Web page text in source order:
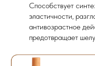
Способствует
эластичности,
антивозрастное
предотвращает